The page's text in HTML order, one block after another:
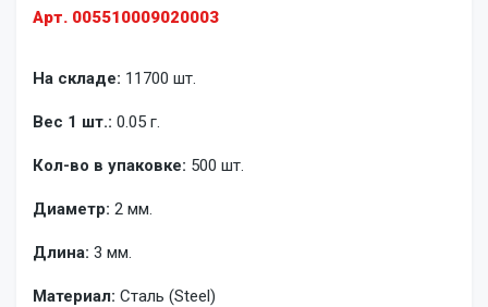
Арт. 005510009020003
На складе: 11700 шт.
Вес 1 шт.: 0.05 г.
Кол-во в упаковке: 500 шт.
Диаметр: 2 мм.
Длина: 3 мм.
Материал: Сталь (Steel)